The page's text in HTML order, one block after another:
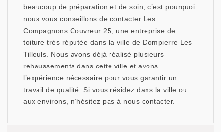
beaucoup de préparation et de soin, c’est pourquoi
nous vous conseillons de contacter Les
Compagnons Couvreur 25, une entreprise de
toiture très réputée dans la ville de Dompierre Les
Tilleuls. Nous avons déjà réalisé plusieurs
rehaussements dans cette ville et avons
l’expérience nécessaire pour vous garantir un
travail de qualité. Si vous résidez dans la ville ou
aux environs, n’hésitez pas à nous contacter.